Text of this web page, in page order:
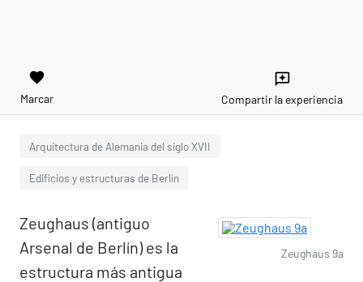
favorite
Marcar
reviews
Compartir la experiencia
Arquitectura de Alemania del siglo XVII
Edificios y estructuras de Berlín
Zeughaus 9a
Zeughaus (antiguo
Arsenal de Berlín) es la
estructura más antigua